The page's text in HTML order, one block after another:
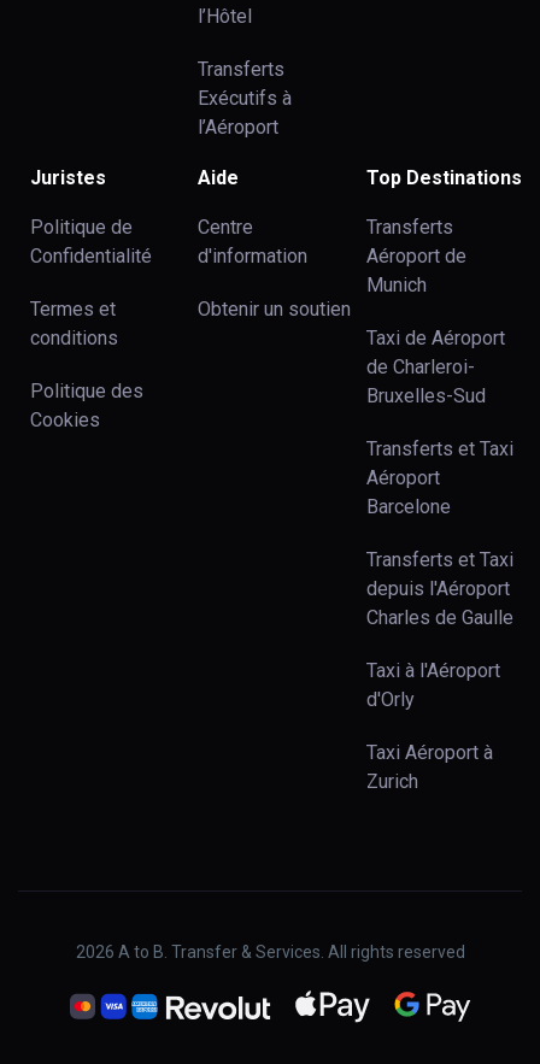
l’Hôtel
Transferts
Exécutifs à
l’Aéroport
Juristes
Politique de
Confidentialité
Termes et
conditions
Politique des
Cookies
Aide
Centre
d'information
Obtenir un soutien
Top Destinations
Transferts
Aéroport de
Munich
Taxi de Aéroport
de Charleroi-
Bruxelles-Sud
Transferts et Taxi
Aéroport
Barcelone
Transferts et Taxi
depuis l'Aéroport
Charles de Gaulle
Taxi à l'Aéroport
d'Orly
Taxi Aéroport à
Zurich
2026 A to B. Transfer & Services. All rights reserved